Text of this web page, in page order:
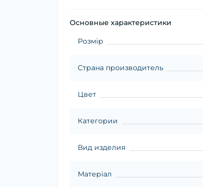
Основные характеристики
Розмір
Страна производитель
Цвет
Категории
Вид изделия
Матеріал